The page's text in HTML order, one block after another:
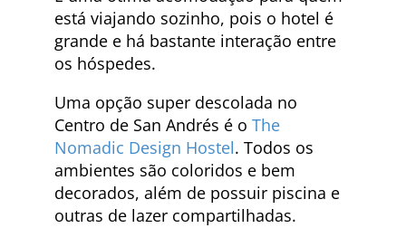
está viajando sozinho, pois o hotel é
grande e há bastante interação entre
os hóspedes.
Uma opção super descolada no
Centro de San Andrés é o The
Nomadic Design Hostel. Todos os
ambientes são coloridos e bem
decorados, além de possuir piscina e
outras de lazer compartilhadas.